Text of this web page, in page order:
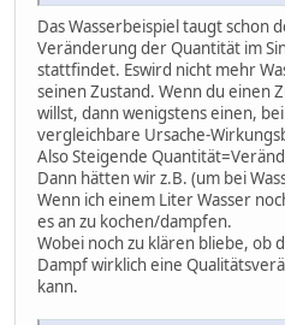
Das Wasserbeispiel taugt schon
Veränderung der Quantität im
stattfindet. Eswird nicht mehr
seinen Zustand. Wenn du einen
willst, dann wenigstens einen,
vergleichbare Ursache-
Also Steigende
Dann hätten wir z.B. (um bei
Wenn ich einem Liter Wasser
es an zu kochen/dampfen.
Wobei noch zu klären bliebe, ob
Dampf wirklich eine
kann.